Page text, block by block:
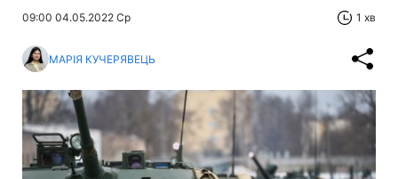
09:00 04.05.2022 Ср 1 хв
МАРІЯ КУЧЕРЯВЕЦЬ